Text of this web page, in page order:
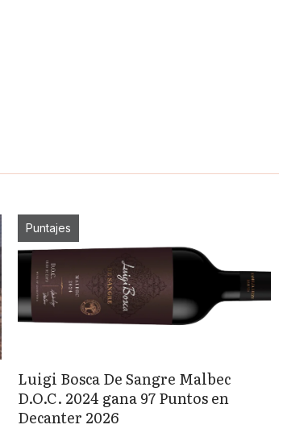
Puntajes
Luigi Bosca De Sangre Malbec
D.O.C. 2024 gana 97 Puntos en
Decanter 2026